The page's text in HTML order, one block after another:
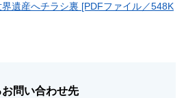
遺産へチラシ裏 [PDFファイル／548K
問い合わせ先